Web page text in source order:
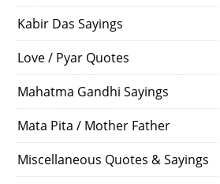
Kabir Das Sayings
Love / Pyar Quotes
Mahatma Gandhi Sayings
Mata Pita / Mother Father
Miscellaneous Quotes & Sayings